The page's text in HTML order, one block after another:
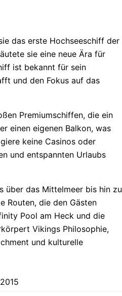
das erste Hochseeschiff der
sie eine neue Ära für
ist bekannt für sein
und den Fokus auf das
Premiumschiffen, die ein
einen eigenen Balkon, was
keine Casinos oder
und entspannten Urlaubs
über das Mittelmeer bis hin zu
Routen, die den Gästen
Pool am Heck und die
Vikings Philosophie,
und kulturelle
2015